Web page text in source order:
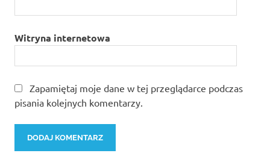
Witryna internetowa
Zapamiętaj moje dane w tej przeglądarce podczas
pisania kolejnych komentarzy.